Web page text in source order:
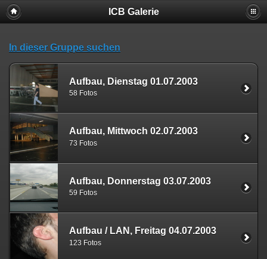
ICB Galerie
In dieser Gruppe suchen
Aufbau, Dienstag 01.07.2003
58 Fotos
Aufbau, Mittwoch 02.07.2003
73 Fotos
Aufbau, Donnerstag 03.07.2003
59 Fotos
Aufbau / LAN, Freitag 04.07.2003
123 Fotos